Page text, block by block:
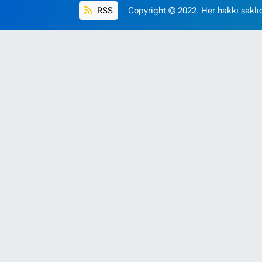
RSS Copyright © 2022. Her hakkı